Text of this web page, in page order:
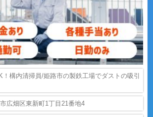
！構内清掃員/姫路市の製鉄工場でダストの吸引
広畑区東新町1丁目21番地4